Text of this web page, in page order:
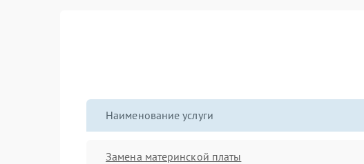
Наименование услуги
Замена материнской платы